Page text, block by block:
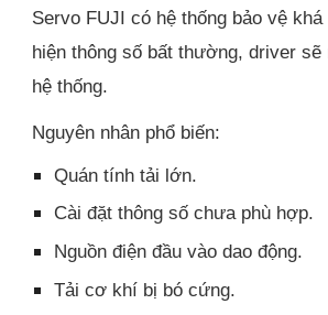
Servo FUJI có hệ thống bảo vệ
hiện thông số bất thường, driver sẽ
hệ thống.
Nguyên nhân phổ biến:
Quán tính tải lớn.
Cài đặt thông số chưa phù hợp.
Nguồn điện đầu vào dao động.
Tải cơ khí bị bó cứng.